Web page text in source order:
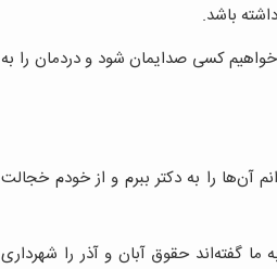
باشد.
کسی صدایمان شود و دردمان را به
آن‌ها را به دکتر ببرم و از خودم خجالت
ما گفته‌اند حقوق آبان و آذر را شهرداری